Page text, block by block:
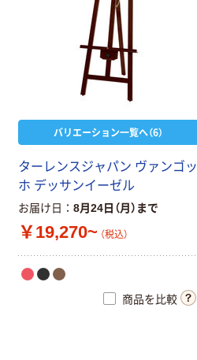
バリエーション一覧へ（6）
ターレンスジャパン ヴァンゴッ
ホ デッサンイーゼル
お届け日 8月24日（月）まで
￥19,270~ （税込）
商品を比較